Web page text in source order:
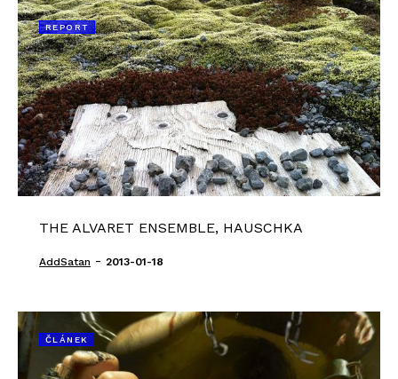
REPORT
THE ALVARET ENSEMBLE, HAUSCHKA
AddSatan - 2013-01-18
ČLÁNEK